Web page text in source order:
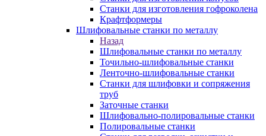
Станки для изготовления гофроколена
Крафтформеры
Шлифовальные станки по металлу
Назад
Шлифовальные станки по металлу
Точильно-шлифовальные станки
Ленточно-шлифовальные станки
Станки для шлифовки и сопряжения
труб
Заточные станки
Шлифовально-полировальные станки
Полировальные станки